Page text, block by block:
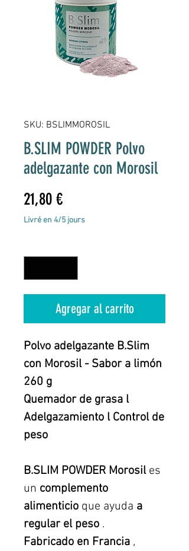
SKU: BSLIMMOROSIL
B.SLIM POWDER Polvo
adelgazante con Morosil
21,80 €Precio
Livré en 4/5 jours
Agregar al carrito
Polvo adelgazante B.Slim
con Morosil - Sabor a limón
260 g
Quemador de grasa l
Adelgazamiento l Control de
peso
B.SLIM POWDER Morosiles
un complemento
alimenticio que ayuda a
regular el peso .
Fabricado en Francia ,